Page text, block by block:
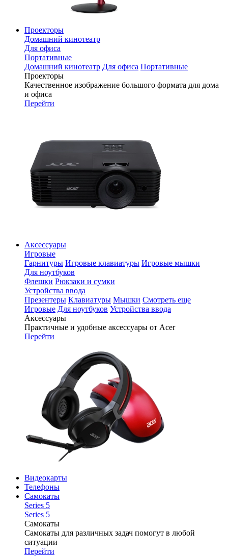
Проекторы
Домашний кинотеатр
Для офиса
Портативные
Домашний кинотеатр Для офиса Портативные
Проекторы
Качественное изображение большого формата для дома
и офиса
Перейти
Аксессуары
Игровые
Гарнитуры Игровые клавиатуры Игровые мышки
Для ноутбуков
Флешки Рюкзаки и сумки
Устройства ввода
Презентеры Клавиатуры Мышки Смотреть еще
Игровые Для ноутбуков Устройства ввода
Аксессуары
Практичные и удобные аксессуары от Acer
Перейти
Видеокарты
Телефоны
Самокаты
Series 5
Series 5
Самокаты
Самокаты для различных задач помогут в любой
ситуации
Перейти